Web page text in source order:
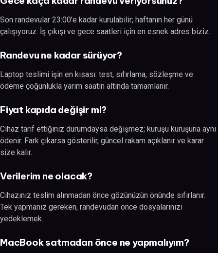
Son randevular 23:00’e kadar kurulabilir; haftanın her günü
çalışıyoruz. İş çıkışı ve gece saatleri için en esnek adres biziz.
Randevu ne kadar sürüyor?
Laptop teslimi işin en kısası: test, sıfırlama, sözleşme ve
ödeme çoğunlukla yarım saatin altında tamamlanır.
Fiyat kapıda değişir mi?
Cihaz tarif ettiğiniz durumdaysa değişmez; kuruşu kuruşuna aynı
ödenir. Fark çıkarsa gösterilir, güncel rakam açıklanır ve karar
size kalır.
Verilerim ne olacak?
Cihazınız teslim alınmadan önce gözünüzün önünde sıfırlanır.
Tek yapmanız gereken, randevudan önce dosyalarınızı
yedeklemek.
MacBook satmadan önce ne yapmalıyım?